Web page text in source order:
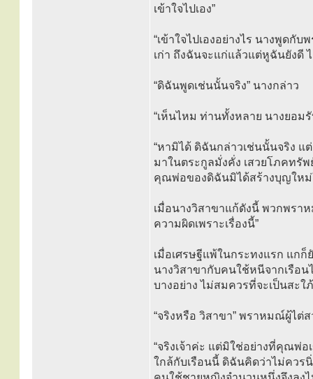
เข้าใจไปเอง”
“เข้าใจไปเองอย่างไร นางพูด
เก่า ถึงฉันจะแก่แล้วแต่หูฉันยังดี
“ดิฉันพูดเช่นนั้นจริง” นางกล่าว
“เห็นไหม ท่านทั้งหลาย นางยอม
“หามิได้ ดิฉันกล่าวเช่นนั้นจริง
มาในตระกูลมั่งคั่ง เสวยโภคทรั
คุณพ่อของดิฉันมิได้สร้างบุญใหม่
เมื่อนางวิสาขาแก้ดังนี้ พวกพรา
ความผิดเพราะเรื่องนี้”
เมื่อเศรษฐีแพ้ในกระทงแรก แกก็
นางวิสาขากับคนใช้หนีจากเรือน
บางอย่าง ไม่สมควรที่จะเป็นสะ
“จริงหรือ วิสาขา” พราหมณ์ผู้ไต่
“จริงเจ้าค่ะ แต่มิใช่อย่างที่คุณพ่
ใกล้กับเรือนนี้ ดิฉันคิดว่าไม่ควร